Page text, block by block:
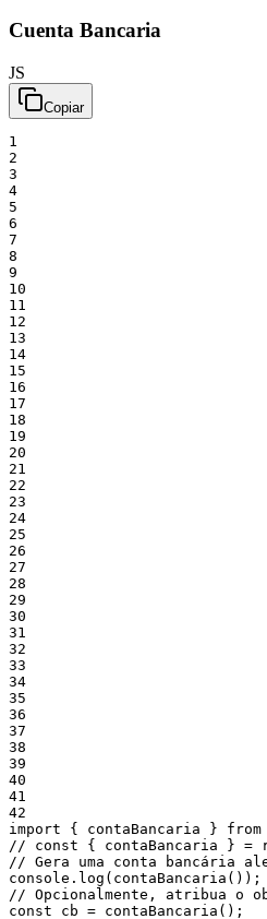
Cuenta Bancaria
JS
Copiar
1
2
3
4
5
6
7
8
9
10
11
12
13
14
15
16
17
18
19
20
21
22
23
24
25
26
27
28
29
30
31
32
33
34
35
36
37
38
39
40
41
42
import
{ contaBancaria } from
// const { contaBancaria } =
// Gera uma conta bancária
console . log ( contaBancaria ( ) ) ;
// Opcionalmente, atribua o
const
cb = contaBancaria ( ) ;